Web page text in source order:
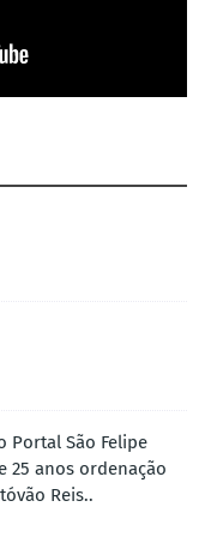
Portal São Felipe
25 anos ordenação
Reis..